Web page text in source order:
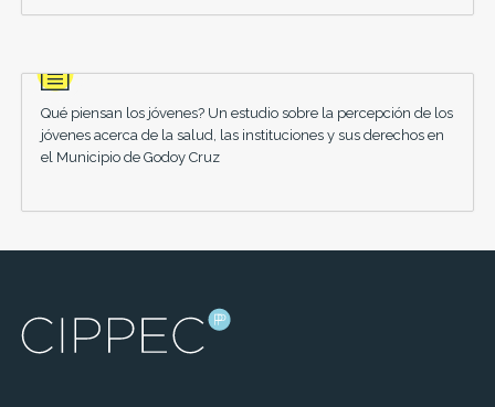
Qué piensan los jóvenes? Un estudio sobre la percepción de los
jóvenes acerca de la salud, las instituciones y sus derechos en
el Municipio de Godoy Cruz